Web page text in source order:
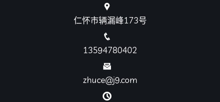
仁怀市辆漏峰173号
13594780402
zhuce@j9.com